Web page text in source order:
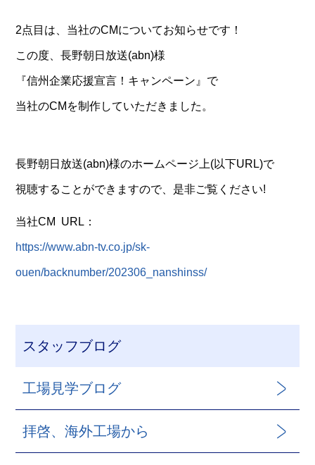
2点目は、当社のCMについてお知らせです！
この度、長野朝日放送(abn)様
『信州企業応援宣言！キャンペーン』で
当社のCMを制作していただきました。
長野朝日放送(abn)様のホームページ上(以下URL)で
視聴することができますので、是非ご覧ください!
当社CM URL：
https://www.abn-tv.co.jp/sk-
ouen/backnumber/202306_nanshinss/
スタッフブログ
工場見学ブログ
拝啓、海外工場から